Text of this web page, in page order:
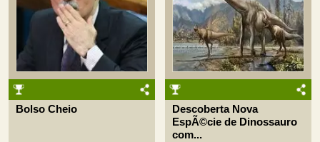
Bolso Cheio
Descoberta Nova
EspÃ©cie de Dinossauro
com...